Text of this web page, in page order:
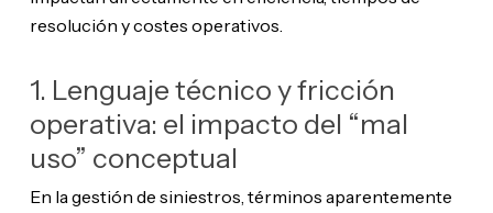
resolución y costes operativos.
1. Lenguaje técnico y fricción
operativa: el impacto del “mal
uso” conceptual
En la gestión de siniestros, términos aparentemente